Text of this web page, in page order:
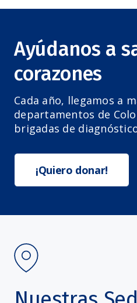
Ayúdanos a
corazones
Cada año, llegamos a
departamentos de
brigadas de
¡Quiero donar!